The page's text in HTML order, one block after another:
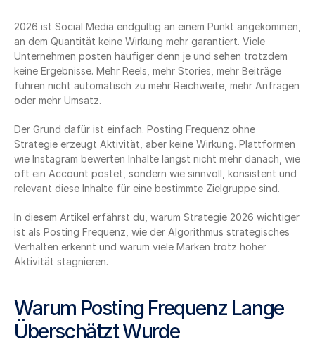
2026 ist Social Media endgültig an einem Punkt angekommen,
an dem Quantität keine Wirkung mehr garantiert. Viele
Unternehmen posten häufiger denn je und sehen trotzdem
keine Ergebnisse. Mehr Reels, mehr Stories, mehr Beiträge
führen nicht automatisch zu mehr Reichweite, mehr Anfragen
oder mehr Umsatz.
Der Grund dafür ist einfach. Posting Frequenz ohne
Strategie erzeugt Aktivität, aber keine Wirkung. Plattformen
wie Instagram bewerten Inhalte längst nicht mehr danach, wie
oft ein Account postet, sondern wie sinnvoll, konsistent und
relevant diese Inhalte für eine bestimmte Zielgruppe sind.
In diesem Artikel erfährst du, warum Strategie 2026 wichtiger
ist als Posting Frequenz, wie der Algorithmus strategisches
Verhalten erkennt und warum viele Marken trotz hoher
Aktivität stagnieren.
Warum Posting Frequenz Lange
Überschätzt Wurde